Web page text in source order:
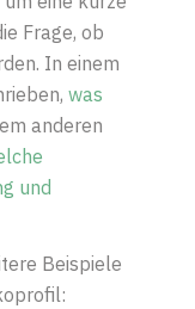
Frage, ob
In einem
was
anderen
und
Beispiele